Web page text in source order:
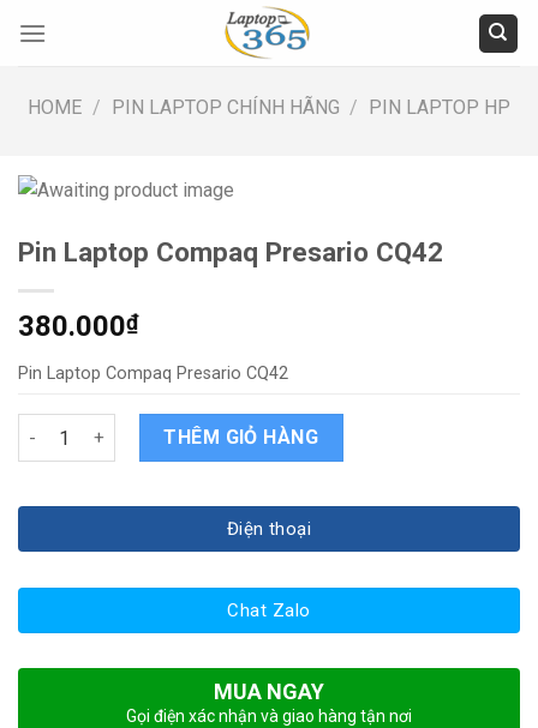
HOME / PIN LAPTOP CHÍNH HÃNG / PIN LAPTOP HP
Pin Laptop Compaq Presario CQ42
380.000₫
Pin Laptop Compaq Presario CQ42
Pin Laptop Compaq Presario CQ42 quantity
THÊM GIỎ HÀNG
Điện thoại
Chat Zalo
MUA NGAY
Gọi điện xác nhận và giao hàng tận nơi